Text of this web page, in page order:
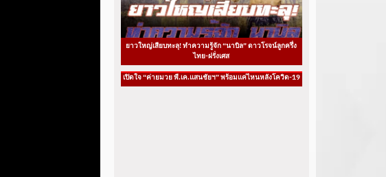
ยาวใหญ่เสียบทะลุ! ทำความรู้จัก “นาบิล” ดาวโรจน์ลูกครึ่ง
ไทย-ฝรั่งเศส
เปิดใจ “ค่ายมวย พี.เค.แสนชัยฯ” พร้อมแค่ไหนหลังโควิด-19